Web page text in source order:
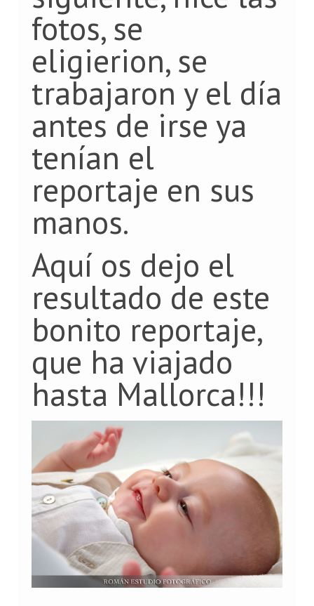
fotos, se
eligierion, se
trabajaron y el día
antes de irse ya
tenían el
reportaje en sus
manos.
Aquí os dejo el
resultado de este
bonito reportaje,
que ha viajado
hasta Mallorca!!!